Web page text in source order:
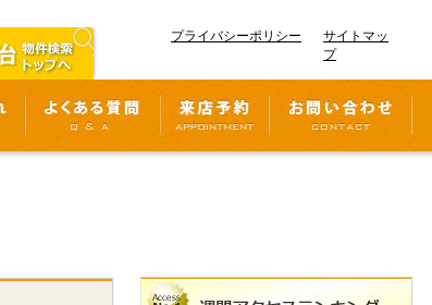
プライバシーポリシー
サイトマッ
プ